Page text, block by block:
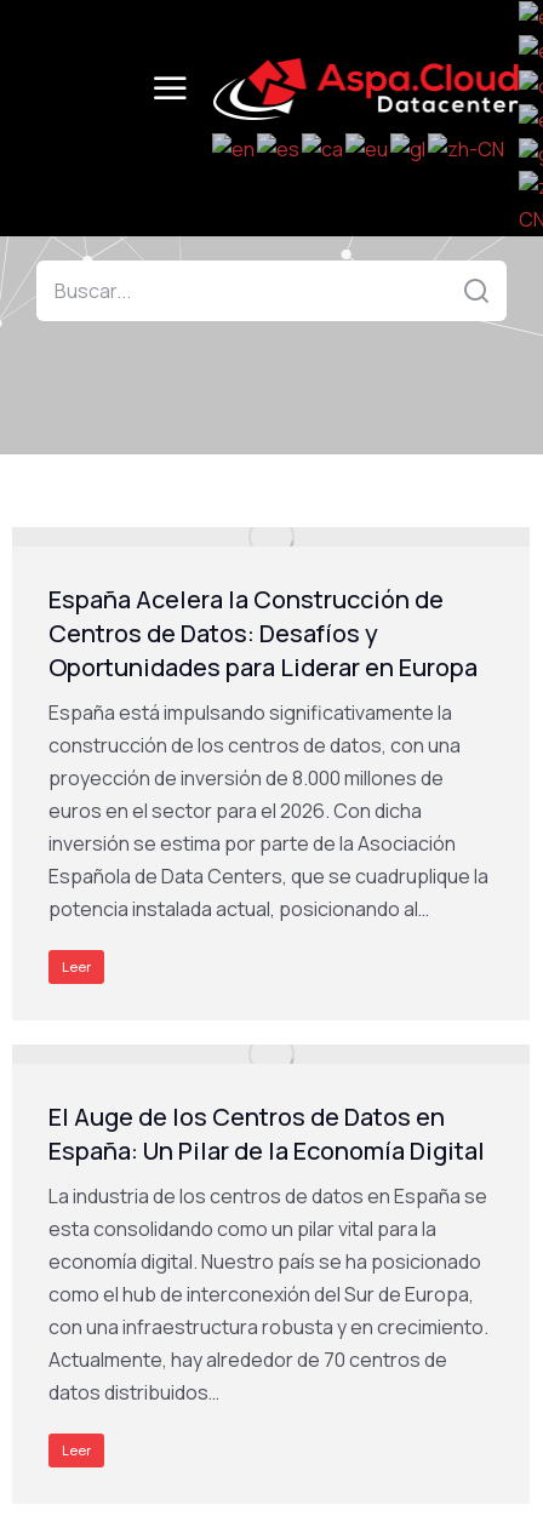
España Acelera la Construcción de
Centros de Datos: Desafíos y
Oportunidades para Liderar en Europa
España está impulsando significativamente la
construcción de los centros de datos, con una
proyección de inversión de 8.000 millones de
euros en el sector para el 2026. Con dicha
inversión se estima por parte de la Asociación
Española de Data Centers, que se cuadruplique la
potencia instalada actual, posicionando al…
Leer
El Auge de los Centros de Datos en
España: Un Pilar de la Economía Digital
La industria de los centros de datos en España se
esta consolidando como un pilar vital para la
economía digital. Nuestro país se ha posicionado
como el hub de interconexión del Sur de Europa,
con una infraestructura robusta y en crecimiento.
Actualmente, hay alrededor de 70 centros de
datos distribuidos…
Leer